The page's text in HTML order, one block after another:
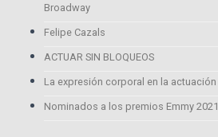
Broadway
Felipe Cazals
ACTUAR SIN BLOQUEOS
La expresión corporal en la actuación
Nominados a los premios Emmy 2021